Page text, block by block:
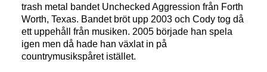
trash metal bandet Unchecked Aggression från Forth
Worth, Texas. Bandet bröt upp 2003 och Cody tog då
ett uppehåll från musiken. 2005 började han spela
igen men då hade han växlat in på
countrymusikspåret istället.